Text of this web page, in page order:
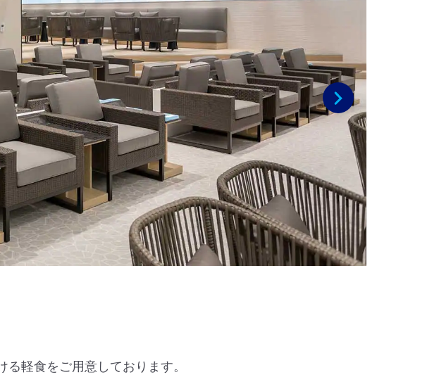
次へ
軽食をご用意しております。